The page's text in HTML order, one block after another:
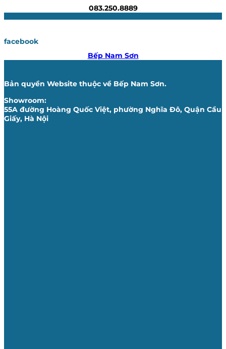
083.250.8889
facebook
Bếp Nam Sơn
Bản quyền Website thuộc về Bếp Nam Sơn.
Showroom:
55A đường Hoàng Quốc Việt, phường Nghĩa Đô, Quận Cầu
Giấy, Hà Nội